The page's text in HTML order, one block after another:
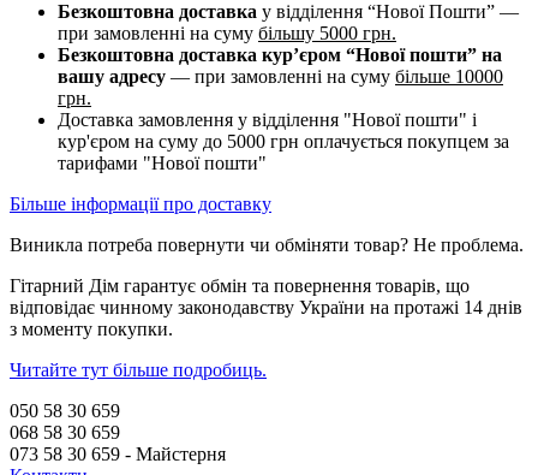
Безкоштовна доставка у відділення “Нової Пошти” —
при замовленні на суму більшу 5000 грн.
Безкоштовна доставка кур’єром “Нової пошти” на
вашу адресу — при замовленні на суму більше 10000
грн.
Доставка замовлення у відділення "Нової пошти" і
кур'єром на суму до 5000 грн оплачується покупцем за
тарифами "Нової пошти"
Більше інформації про доставку
Виникла потреба повернути чи обміняти товар? Не проблема.
Гітарний Дім гарантує обмін та повернення товарів, що
відповідає чинному законодавству України на протажі 14 днів
з моменту покупки.
Читайте тут більше подробиць.
050 58 30 659
068 58 30 659
073 58 30 659 - Майстерня